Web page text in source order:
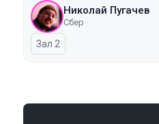
Николай Пугачев
Сбер
Зал 2